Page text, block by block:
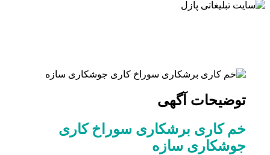
توضیحات آگهی
خم کاری برشکاری سوراخ کاری
جوشکاری سازه